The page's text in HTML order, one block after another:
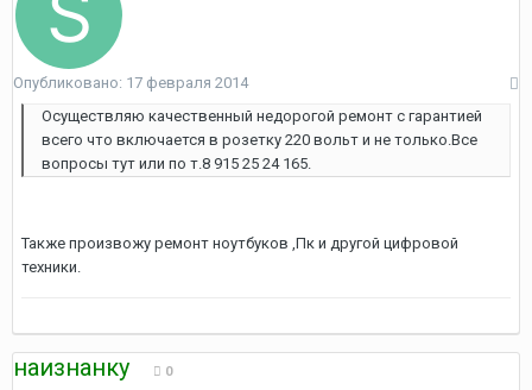
Опубликовано: 17 февраля 2014
Осуществляю качественный недорогой ремонт с гарантией
всего что включается в розетку 220 вольт и не только.Все
вопросы тут или по т.8 915 25 24 165.
Также произвожу ремонт ноутбуков ,Пк и другой цифровой
техники.
наизнанку 0